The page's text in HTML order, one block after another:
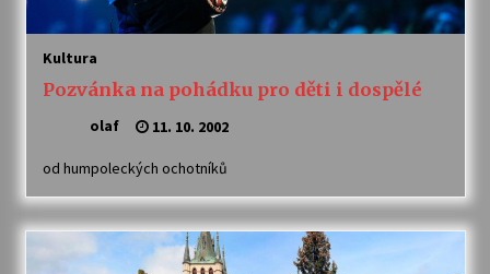
22. 7. 2026
Vysočinka
17. 7. 2026
Kultura
Pozvánka na pohádku pro děti i dospělé
olaf 11. 10. 2002
od humpoleckých ochotníků